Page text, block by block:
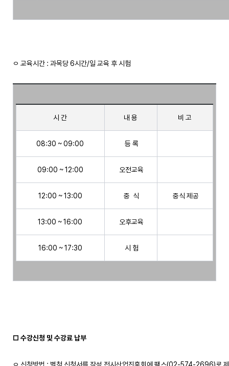
ㅇ 교육시간 : 과목당 6시간/일 교육 후 시험
시 간 내 용 비 고
08:30 ~ 09:00 등 록
09:00 ~ 12:00 오전교육
12:00 ~ 13:00 중  식 중식 제공
13:00 ~ 16:00 오후교육
16:00 ~ 17:30 시 험
□ 수강신청 및 수강료 납부